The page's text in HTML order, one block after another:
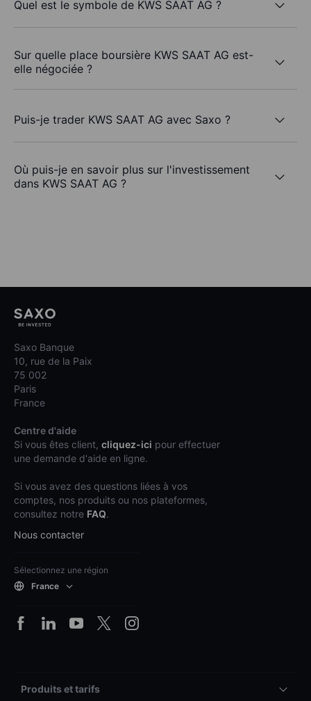
Quel est le symbole de KWS SAAT AG ?
Sur quelle place boursière KWS SAAT AG est-
elle négociée ?
Puis-je trader KWS SAAT AG avec Saxo ?
Où puis-je en savoir plus sur l'investissement
dans KWS SAAT AG ?
Saxo Banque
10, rue de la Paix
75 002
Paris
France
Centre d'aide
Si vous êtes client, cliquez-ici pour effectuer
une demande d'aide en ligne.
Si vous avez des questions liées à vos
comptes, nos produits ou nos plateformes,
consultez notre FAQ.
Nous contacter
Sélectionnez une région
France
Produits et tarifs